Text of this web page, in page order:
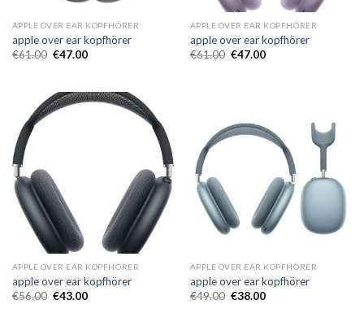
APPLE OVER EAR KOPFHÖRER
apple over ear kopfhörer
€61.00 €47.00
APPLE OVER EAR KOPFHÖRER
apple over ear kopfhörer
€61.00 €47.00
APPLE OVER EAR KOPFHÖRER
apple over ear kopfhörer
€56.00 €43.00
APPLE OVER EAR KOPFHÖRER
apple over ear kopfhörer
€49.00 €38.00